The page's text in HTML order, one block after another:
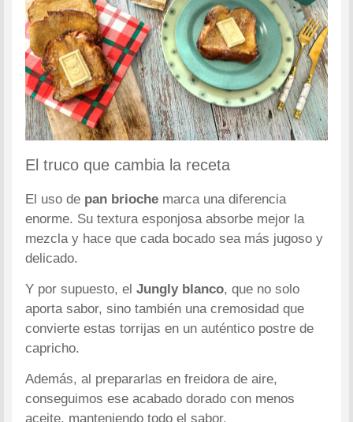
El truco que cambia la receta
El uso de pan brioche marca una diferencia
enorme. Su textura esponjosa absorbe mejor la
mezcla y hace que cada bocado sea más jugoso y
delicado.
Y por supuesto, elJungly blanco, que no solo
aporta sabor, sino también una cremosidad que
convierte estas torrijas en un auténtico postre de
capricho.
Además, al prepararlas en freidora de aire,
conseguimos ese acabado dorado con menos
aceite, manteniendo todo el sabor.